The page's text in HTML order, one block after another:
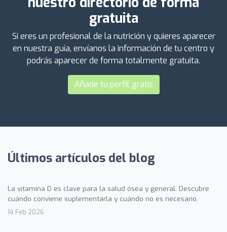
gratuita
Si eres un profesional de la nutrición y quieres aparecer
en nuestra guía, envíanos la información de tu centro y
podrás aparecer de forma totalmente gratuita.
Añade tu perfil gratis
Últimos artículos del blog
La vitamina D es clave para la salud ósea y general. Descubre
cuándo conviene suplementarla y cuándo no es necesario.
14 Feb 2026